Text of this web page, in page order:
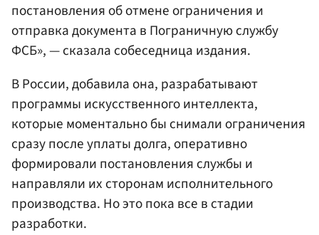
постановления об отмене ограничения и
отправка документа в Пограничную службу
ФСБ», — сказала собеседница издания.
В России, добавила она, разрабатывают
программы искусственного интеллекта,
которые моментально бы снимали ограничения
сразу после уплаты долга, оперативно
формировали постановления службы и
направляли их сторонам исполнительного
производства. Но это пока все в стадии
разработки.